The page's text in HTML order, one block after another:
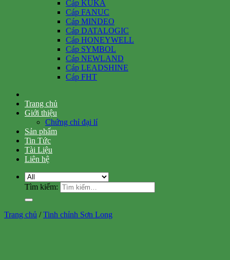
Cáp KUKA
Cáp FANUC
Cáp MINDEO
Cáp DATALOGIC
Cáp HONEYWELL
Cáp SYMBOL
Cáp NEWLAND
Cáp LEADSHINE
Cáp FHT
Trang chủ
Giới thiệu
Chứng chỉ đại lí
Sản phẩm
Tin Tức
Tài Liệu
Liên hệ
Tìm kiếm:
Trang chủ / Tinh chỉnh Sơn Long